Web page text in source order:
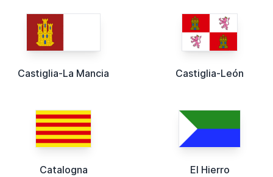
Castiglia-La Mancia Castiglia-León
Catalogna El Hierro